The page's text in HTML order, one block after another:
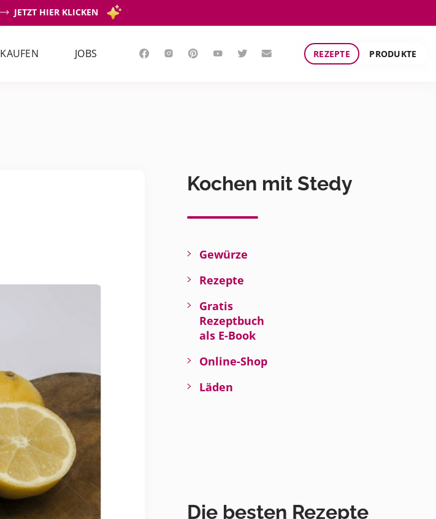
JETZT HIER KLICKEN
KAUFEN JOBS REZEPTE PRODUKTE
Kochen mit Stedy
Gewürze
Rezepte
Gratis
Rezeptbuch
als E-Book
Online-Shop
Läden
Die besten Rezepte